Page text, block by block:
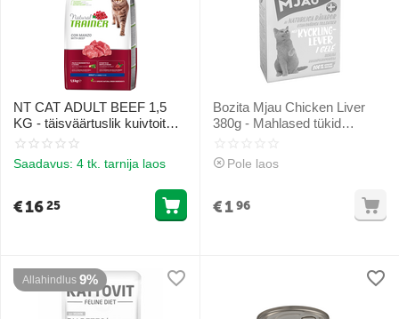
NT CAT ADULT BEEF 1,5
KG - täisväärtuslik kuivtoit
veiselihaga täiskasvanud
Saadavus: 4 tk. tarnija laos
€1625
Bozita Mjau Chicken Liver
380g - Mahlased tükid
Pole laos
€196
Allahindlus 9%